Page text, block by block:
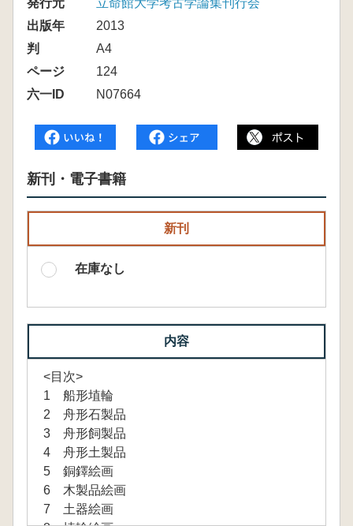
出版年
2013
判
A4
ページ
124
六一ID
N07664
新刊・電子書籍
新刊
在庫なし
内容
<目次>
1 船形埴輪
2 舟形石製品
3 舟形飼製品
4 舟形土製品
5 銅鐸絵画
6 木製品絵画
7 土器絵画